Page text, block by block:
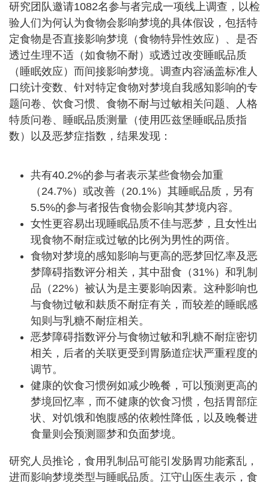
研究团队邀请1082名参与者完成一项线上调查，以检
验人们为何认为食物会影响梦境的具体假设，包括特
定食物是否直接影响梦境（食物特异性效应）、是否
透过生理不适（如食物不耐）或透过改变睡眠品质
（睡眠效应）而间接影响梦境。调查内容涵盖标准人
口统计变数、针对特定食物对梦境自我感知影响的专
题问卷、饮食习惯、食物不耐与过敏相关问题、人格
特质问卷、睡眠品质测量（使用匹兹堡睡眠品质指
数）以及恶梦症指数，结果发现：
共有40.2%的参与者表示某些食物会加重
（24.7%）或改善（20.1%）其睡眠品质，另有
5.5%的参与者报告食物会影响其梦境内容。
女性更容易出现睡眠品质不佳与恶梦，且女性出
现食物不耐症或过敏的比例为男性的两倍。
食物对梦境的感知影响与更高的恶梦回忆率及恶
梦障碍指数评分相关，其中甜食（31%）和乳制
品（22%）被认为是主要影响因素。这种影响也
与食物过敏和麸质不耐症有关，而较差的睡眠感
知则与乳糖不耐症相关。
恶梦障碍指数评分与食物过敏和乳糖不耐症密切
相关，后者的关联更受到胃肠道症状严重程度的
调节。
健康的饮食习惯例如减少晚餐，可以预测更高的
梦境回忆率，而不健康的饮食习惯，包括胃部症
状、对饥饿和饱腹感的依赖性降低，以及晚餐进
食量则会预测噩梦和负面梦境。
研究人员推论，食用乳制品可能引发肠胃功能紊乱，
进而影响梦境类型与睡眠品质。江守山医生表示，食